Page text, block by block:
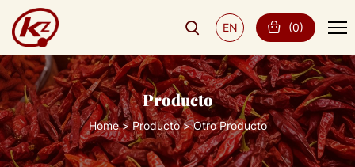
(0)
EN
Producto
Home Producto Otro Producto